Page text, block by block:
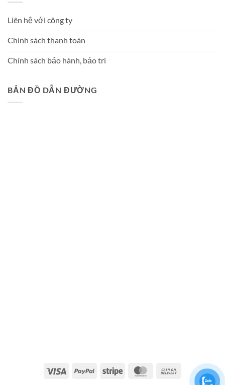
Liên hệ với công ty
Chính sách thanh toán
Chính sách bảo hành, bảo trì
BẢN ĐỒ DẪN ĐƯỜNG
Visa PayPal Stripe MasterCardCash